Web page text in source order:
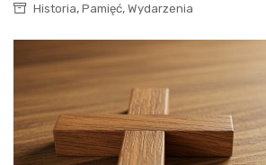
Historia, Pamięć, Wydarzenia